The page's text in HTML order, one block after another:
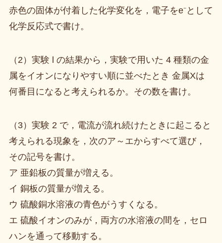
赤色の固体が付着した化学変化を，電子をe⁻として
化学反応式で書け。
（2）実験 l の結果から，実験で用いた 4 種類の金
属をイオンになりやすい順に並べたとき 金属Xは
何番目になると考えられるか。その数を書け。
（3）実験 2 で，電流が流れ続けたときに起こると
考えられる現象を，次のア～エからすべて選び，
その記号を書け。
ア 亜鉛板の質量が増える。
イ 銅板の質量が増える。
ウ 硫酸銅水溶液の青色がうすくなる。
エ 硫酸イオンのみが，両方の水溶液の間を，セロ
ハンを通って移動する。